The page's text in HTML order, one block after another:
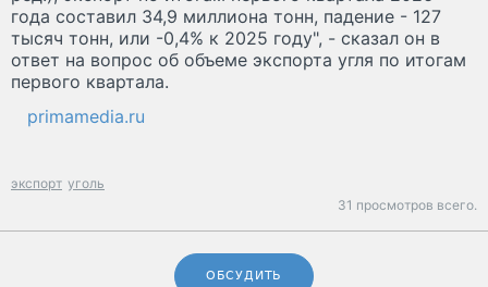
года составил 34,9 миллиона тонн, падение - 127
тысяч тонн, или -0,4% к 2025 году", - сказал он в
ответ на вопрос об объеме экспорта угля по итогам
первого квартала.
primamedia.ru
экспорт уголь
31 просмотров всего.
ОБСУДИТЬ